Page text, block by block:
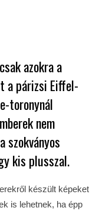
azokra a
a párizsi Eiffel-
toronynál
nem
szokványos
kis plusszal.
készült képeket
is lehetnek, ha épp